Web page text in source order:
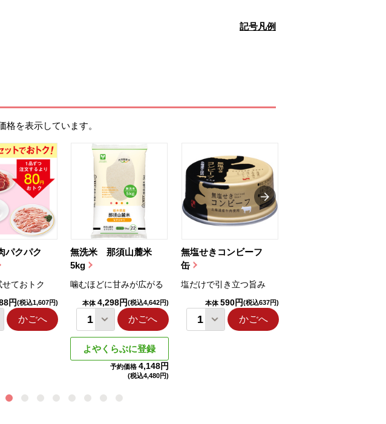
記号凡例
を表示しています。
パクパク
ておトク
円(税込1,607円)
かごへ
無洗米 那須山麓米
5kg
噛むほどに甘みが広がる
本体 4,298円(税込4,642円)
かごへ
よやくらぶに登録
予約価格 4,148円
(税込4,480円)
無塩せきコンビーフ
缶
塩だけで引き立つ旨み
本体 590円(税込637円)
かごへ